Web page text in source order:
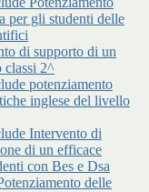
per gli studenti delle
di supporto di un
classi 2^
potenziamento
inglese del livello
Intervento di
di un efficace
con Bes e Dsa
delle